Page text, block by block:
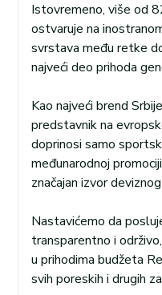
Istovremeno, više od
ostvaruje na
svrstava među retke
najveći deo prihoda
Kao najveći brend
predstavnik na
doprinosi samo
međunarodnoj
značajan izvor
Nastavićemo da
transparentno i
u prihodima budžeta
svih poreskih i drugih